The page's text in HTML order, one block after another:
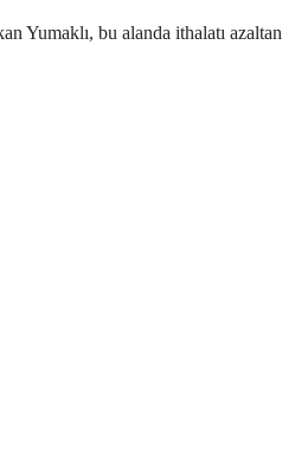
Yumaklı, bu alanda ithalatı